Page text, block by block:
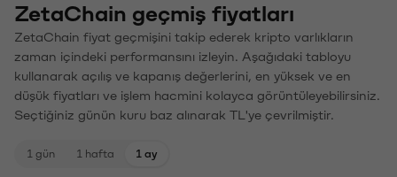
ZetaChain geçmiş fiyatları
ZetaChain fiyat geçmişini takip ederek kripto varlıkların
zaman içindeki performansını izleyin. Aşağıdaki tabloyu
kullanarak açılış ve kapanış değerlerini, en yüksek ve en
düşük fiyatları ve işlem hacmini kolayca görüntüleyebilirsiniz.
Seçtiğiniz günün kuru baz alınarak TL'ye çevrilmiştir.
1 gün 1 hafta 1 ay